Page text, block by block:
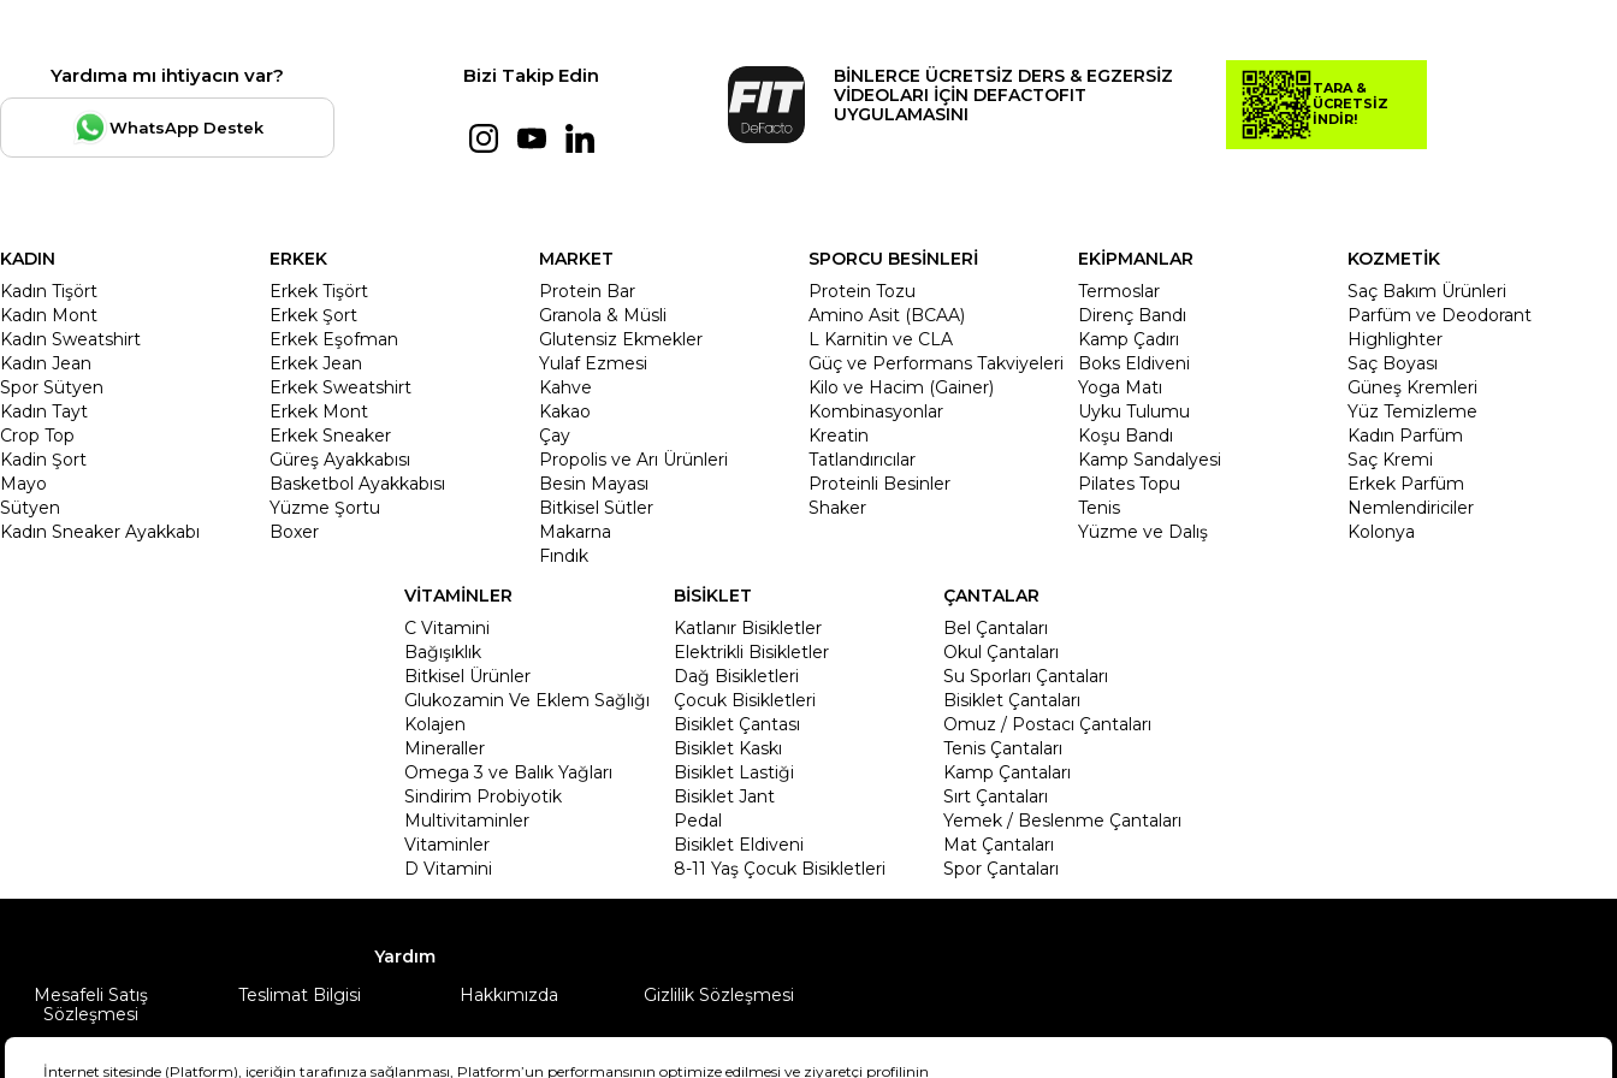
Yardıma mı ihtiyacın var?
WhatsApp Destek
Bizi Takip Edin
BİNLERCE ÜCRETSİZ DERS & EGZERSİZ
VİDEOLARI İÇİN DEFACTOFIT
UYGULAMASINI
TARA &
ÜCRETSİZ
İNDİR!
KADIN
Kadın Tişört
Kadın Mont
Kadın Sweatshirt
Kadın Jean
Spor Sütyen
Kadın Tayt
Crop Top
Kadin Şort
Mayo
Sütyen
Kadın Sneaker Ayakkabı
ERKEK
Erkek Tişört
Erkek Şort
Erkek Eşofman
Erkek Jean
Erkek Sweatshirt
Erkek Mont
Erkek Sneaker
Güreş Ayakkabısı
Basketbol Ayakkabısı
Yüzme Şortu
Boxer
MARKET
Protein Bar
Granola & Müsli
Glutensiz Ekmekler
Yulaf Ezmesi
Kahve
Kakao
Çay
Propolis ve Arı Ürünleri
Besin Mayası
Bitkisel Sütler
Makarna
Fındık
SPORCU BESİNLERİ
Protein Tozu
Amino Asit (BCAA)
L Karnitin ve CLA
Güç ve Performans Takviyeleri
Kilo ve Hacim (Gainer)
Kombinasyonlar
Kreatin
Tatlandırıcılar
Proteinli Besinler
Shaker
EKİPMANLAR
Termoslar
Direnç Bandı
Kamp Çadırı
Boks Eldiveni
Yoga Matı
Uyku Tulumu
Koşu Bandı
Kamp Sandalyesi
Pilates Topu
Tenis
Yüzme ve Dalış
KOZMETİK
Saç Bakım Ürünleri
Parfüm ve Deodorant
Highlighter
Saç Boyası
Güneş Kremleri
Yüz Temizleme
Kadın Parfüm
Saç Kremi
Erkek Parfüm
Nemlendiriciler
Kolonya
VİTAMİNLER
C Vitamini
Bağışıklık
Bitkisel Ürünler
Glukozamin Ve Eklem Sağlığı
Kolajen
Mineraller
Omega 3 ve Balık Yağları
Sindirim Probiyotik
Multivitaminler
Vitaminler
D Vitamini
BİSİKLET
Katlanır Bisikletler
Elektrikli Bisikletler
Dağ Bisikletleri
Çocuk Bisikletleri
Bisiklet Çantası
Bisiklet Kaskı
Bisiklet Lastiği
Bisiklet Jant
Pedal
Bisiklet Eldiveni
8-11 Yaş Çocuk Bisikletleri
ÇANTALAR
Bel Çantaları
Okul Çantaları
Su Sporları Çantaları
Bisiklet Çantaları
Omuz / Postacı Çantaları
Tenis Çantaları
Kamp Çantaları
Sırt Çantaları
Yemek / Beslenme Çantaları
Mat Çantaları
Spor Çantaları
Yardım
Mesafeli Satış
Sözleşmesi
Teslimat Bilgisi Hakkımızda Gizlilik Sözleşmesi